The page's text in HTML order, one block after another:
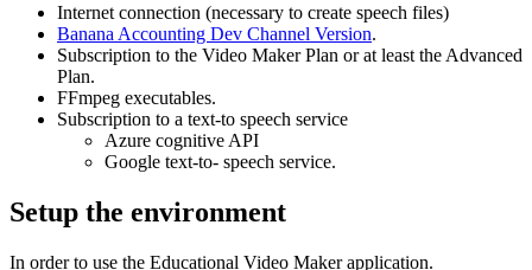
Internet connection (necessary to create speech files)
Banana Accounting Dev Channel Version.
Subscription to the Video Maker Plan or at least the Advanced
Plan.
FFmpeg executables.
Subscription to a text-to speech service
Azure cognitive API
Google text-to- speech service.
Setup the environment
In order to use the Educational Video Maker application.